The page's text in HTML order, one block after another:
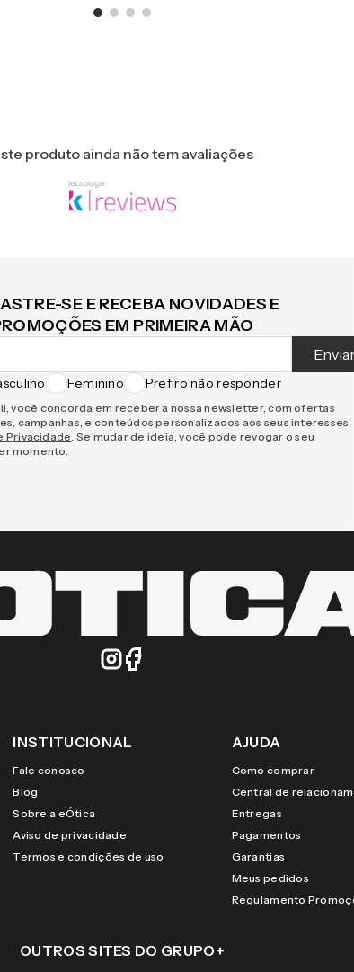
produto ainda não tem avaliações
SE E RECEBA NOVIDADES E
EM PRIMEIRA MÃO
Feminino Prefiro não responder
você concorda em receber a nossa newsletter, com ofertas
campanhas, e conteúdos personalizados aos seus interesses,
Privacidade. Se mudar de ideia, você pode revogar o seu
momento.
INSTITUCIONAL
Fale conosco
Blog
Sobre a eÓtica
Aviso de privacidade
Termos e condições de uso
AJUDA
Como comprar
Central de
Entregas
Pagamentos
Garantias
Meus pedidos
Regulamento
OUTROS SITES DO GRUPO+